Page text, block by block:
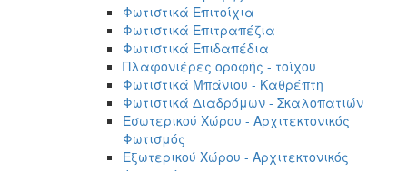
Φωτιστικά Επιτοίχια
Φωτιστικά Επιτραπέζια
Φωτιστικά Επιδαπέδια
Πλαφονιέρες οροφής - τοίχου
Φωτιστικά Μπάνιου - Καθρέπτη
Φωτιστικά Διαδρόμων - Σκαλοπατιών
Εσωτερικού Χώρου - Αρχιτεκτονικός
Φωτισμός
Εξωτερικού Χώρου - Αρχιτεκτονικός